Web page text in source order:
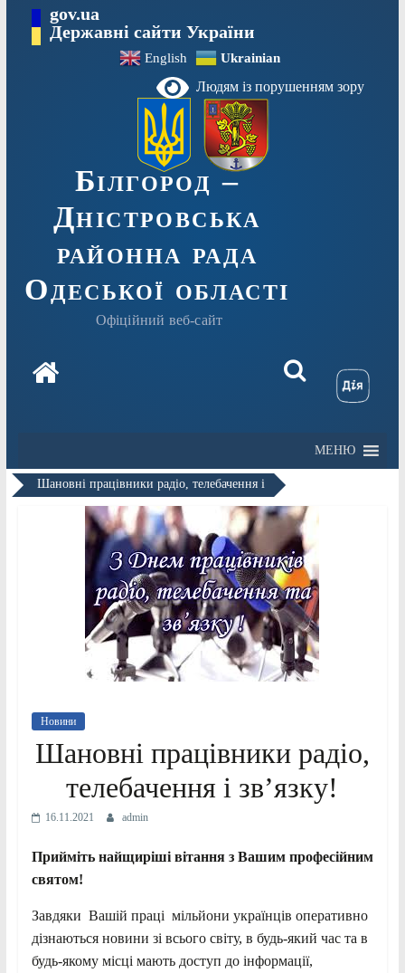
вмісту
gov.ua
Державні сайти України
English Ukrainian
Людям із порушенням зору
Білгород –
Дністровська
районна рада
Одеської області
Офіційний веб-сайт
МЕНЮ
Шановні працівники радіо, телебачення і
Новини
Шановні працівники радіо,
телебачення і зв’язку!
16.11.2021 admin
Прийміть найщиріші вітання з Вашим професійним
святом!
Завдяки Вашій праці мільйони українців оперативно
дізнаються новини зі всього світу, в будь-який час та в
будь-якому місці мають доступ до інформації,